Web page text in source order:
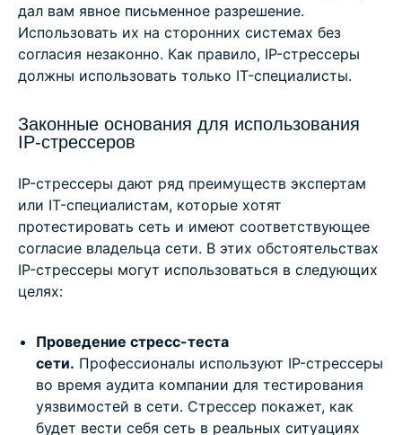
дал вам явное письменное разрешение.
Использовать их на сторонних системах без
согласия незаконно. Как правило, IP-стрессеры
должны использовать только IT-специалисты.
Законные основания для использования
IP-стрессеров
IP-стрессеры дают ряд преимуществ экспертам
или IT-специалистам, которые хотят
протестировать сеть и имеют соответствующее
согласие владельца сети. В этих обстоятельствах
IP-стрессеры могут использоваться в следующих
целях:
Проведение стресс-теста
сети. Профессионалы используют IP-стрессеры
во время аудита компании для тестирования
уязвимостей в сети. Стрессер покажет, как
будет вести себя сеть в реальных ситуациях